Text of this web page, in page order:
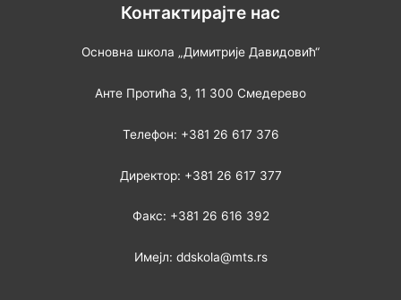
Контактирајте нас
Основна школа „Димитрије Давидовић“
Анте Протића 3, 11 300 Смедерево
Телефон: +381 26 617 376
Директор: +381 26 617 377
Факс: +381 26 616 392
Имејл: ddskola@mts.rs